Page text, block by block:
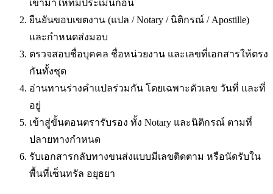
เข้ามาให้ทีมประเมินก่อน
ยืนยันขอบเขตงาน (แปล / Notary / นิติกรณ์ / Apostille)
และกำหนดส่งมอบ
ตรวจสอบชื่อบุคคล ชื่อหน่วยงาน และเลขที่เอกสารให้ตรง
กันทั้งชุด
อ่านทานร่างคำแปลร่วมกัน โดยเฉพาะตัวเลข วันที่ และที่
อยู่
เข้าสู่ขั้นตอนตรารับรอง ทั้ง Notary และนิติกรณ์ ตามที่
ปลายทางกำหนด
รับเอกสารกลับทางขนส่งแบบมีเลขติดตาม หรือนัดรับใน
พื้นที่เซ็นทรัล อยุธยา